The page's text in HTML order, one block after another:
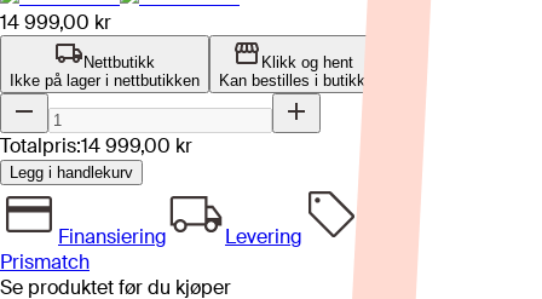
14 999,00 kr
Nettbutikk
Ikke på lager i nettbutikken
Klikk og hent
Kan bestilles i butikk
Totalpris:14 999,00 kr
Legg i handlekurv
Finansiering
Levering
Prismatch
Se produktet før du kjøper